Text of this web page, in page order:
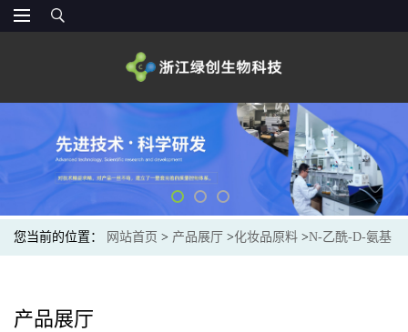
您当前的位置： 网站首页 > 产品展厅 >化妆品原料 >N-乙酰-D-氨基
产品展厅